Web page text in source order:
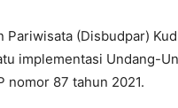
Pariwisata (Disbudpar)
implementasi Undang-
nomor 87 tahun 2021.